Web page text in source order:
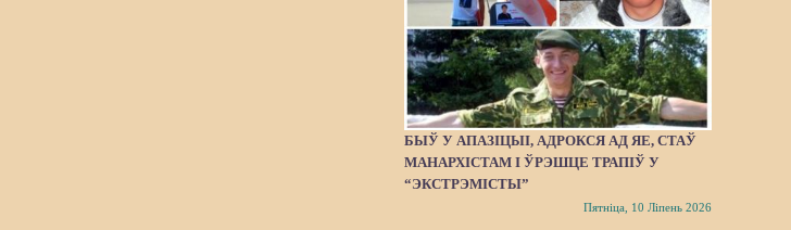
БЫЎ У АПАЗІЦЫІ, АДРОКСЯ АД ЯЕ, СТАЎ
МАНАРХІСТАМ І ЎРЭШЦЕ ТРАПІЎ У
“ЭКСТРЭМІСТЫ”
Пятніца, 10 Ліпень 2026